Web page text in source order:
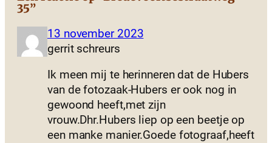
35”
13 november 2023
gerrit schreurs
Ik meen mij te herinneren dat de Hubers
van de fotozaak-Hubers er ook nog in
gewoond heeft,met zijn
vrouw.Dhr.Hubers liep op een beetje op
een manke manier.Goede fotograaf,heeft